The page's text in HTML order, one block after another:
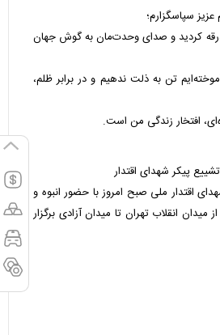
سپاسگزارم؛
کردید و صدای وحدت‌مان به گوش جهان
تن به ذلت ندهیم و در برابر ظلم،
افتخار زندگی‌ من است.
پیکر شهدای اقتدار
اقتدار ملی صبح امروز با حضور انبوه و
انقلاب تهران تا میدان آزادی برگزار